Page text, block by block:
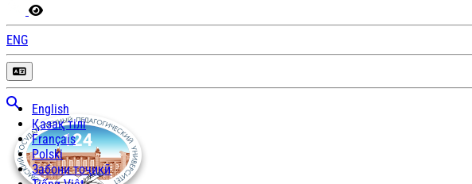
ENG
English
Қазақ тілі
Français
Polski
Забони тоҷикӣ